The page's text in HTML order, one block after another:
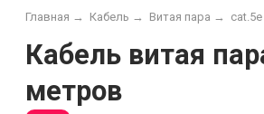
Главная → Кабель → Витая пара → cat.5e
Кабель витая
метров